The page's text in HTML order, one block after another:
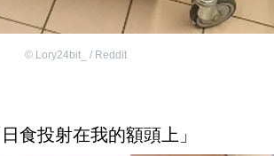
© Lory24bit_ / Reddit
食投射在我的額頭上」